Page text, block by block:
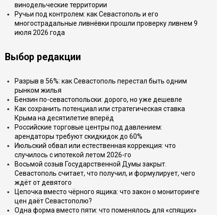
винодельческие территории
Ручьи под контролем: как Севастополь и его
многострадальные ливнёвки прошли проверку ливнем 9
июля 2026 года
Выбор редакции
Разрыв в 56%: как Севастополь перестал быть одним
рынком жилья
Бензин по-севастопольски: дорого, но уже дешевле
Как сохранить потенциал или стратегическая ставка
Крыма на десятилетие вперёд
Российские торговые центры под давлением:
арендаторы требуют скидкидок до 60%
Июльский обвал или естественная коррекция: что
случилось с ипотекой летом 2026-го
Восьмой созыв Государственной Думы закрыт.
Севастополь считает, что получил, и формулирует, чего
ждёт от девятого
Цепочка вместо чёрного ящика: что закон о мониторинге
цен даёт Севастополю?
Одна форма вместо пяти: что поменялось для «спящих»